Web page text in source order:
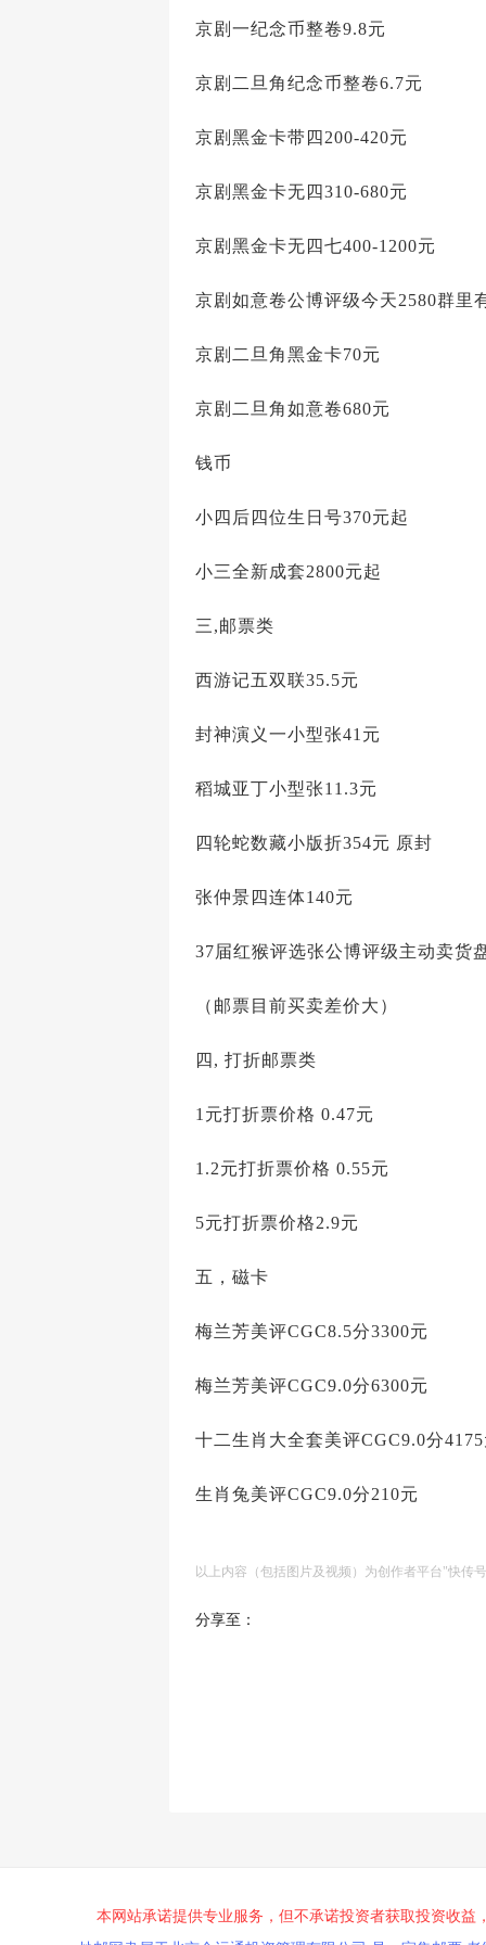
京剧一纪念币整卷9.8元
京剧二旦角纪念币整卷6.7元
京剧黑金卡带四200-420元
京剧黑金卡无四310-680元
京剧黑金卡无四七400-1200元
京剧如意卷公博评级今天2580群里
京剧二旦角黑金卡70元
京剧二旦角如意卷680元
钱币
小四后四位生日号370元起
小三全新成套2800元起
三,邮票类
西游记五双联35.5元
封神演义一小型张41元
稻城亚丁小型张11.3元
四轮蛇数藏小版折354元 原封
张仲景四连体140元
37届红猴评选张公博评级主动卖货
（邮票目前买卖差价大）
四, 打折邮票类
1元打折票价格 0.47元
1.2元打折票价格 0.55元
5元打折票价格2.9元
五，磁卡
梅兰芳美评CGC8.5分3300元
梅兰芳美评CGC9.0分6300元
十二生肖大全套美评CGC9.0分
生肖兔美评CGC9.0分210元
以上内容（包括图片及视频）为创作者平台"快传
分享至：
本网站承诺提供专业服务，但不承诺投资者获取投资收